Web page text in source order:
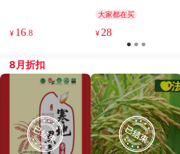
农业 福田心耕恭献
¥ 16 .8
姜复方精油 姜甘油
茶姜油 姜椰油 外热
源 保湿外用
大家都在买
¥ 28
8月折扣